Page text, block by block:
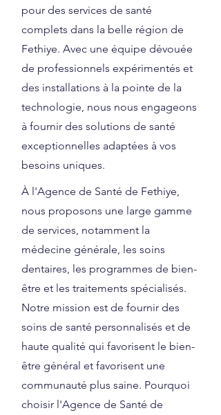
pour des services de santé
complets dans la belle région de
Fethiye. Avec une équipe dévouée
de professionnels expérimentés et
des installations à la pointe de la
technologie, nous nous engageons
à fournir des solutions de santé
exceptionnelles adaptées à vos
besoins uniques.
À l'Agence de Santé de Fethiye,
nous proposons une large gamme
de services, notamment la
médecine générale, les soins
dentaires, les programmes de bien-
être et les traitements spécialisés.
Notre mission est de fournir des
soins de santé personnalisés et de
haute qualité qui favorisent le bien-
être général et favorisent une
communauté plus saine. Pourquoi
choisir l'Agence de Santé de